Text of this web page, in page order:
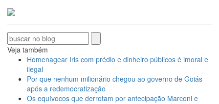
Veja também
Homenagear Iris com prédio e dinheiro públicos é imoral e
ilegal
Por que nenhum milionário chegou ao governo de Goiás
após a redemocratização
Os equívocos que derrotam por antecipação Marconi e